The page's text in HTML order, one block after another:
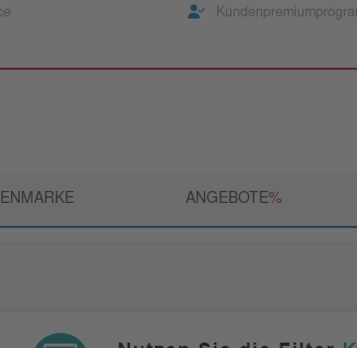
ANGEBOTE­%